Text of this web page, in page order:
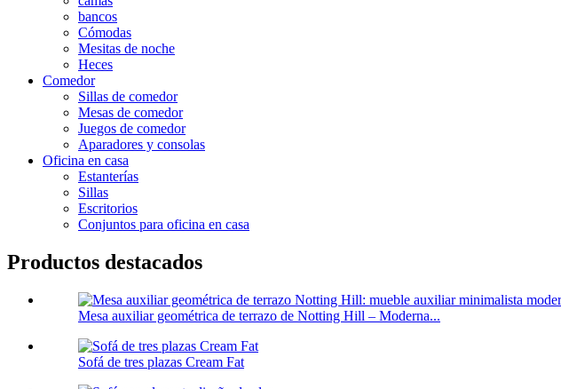
bancos
Cómodas
Mesitas de noche
Heces
Comedor
Sillas de comedor
Mesas de comedor
Juegos de comedor
Aparadores y consolas
Oficina en casa
Estanterías
Sillas
Escritorios
Conjuntos para oficina en casa
Productos destacados
Mesa auxiliar geométrica de terrazo de Notting Hill – Moderna...
Sofá de tres plazas Cream Fat